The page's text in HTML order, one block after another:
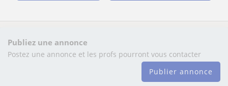
Publiez une annonce
Postez une annonce et les profs pourront vous contacter
Publier annonce